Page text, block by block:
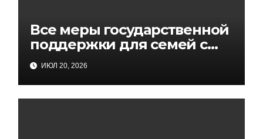
Все меры государственной
поддержки для семей с
детьми
ИЮЛ 20, 2026